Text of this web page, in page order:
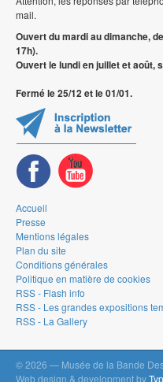
mail.
Ouvert du mardi au dimanche,
17h).
Ouvert le lundi en juillet et août,
Fermé le 25/12 et le 01/01.
Accueil
Presse
Mentions légales
Plan du site
Conditions générales
Politique en matière de cookies
RSS - Flash info
RSS - Les grandes expositions
RSS - La Gallery
© 2026 — Musée de la Bande
Web design & development by